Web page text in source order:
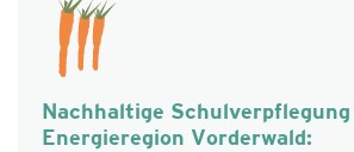
Nachhaltige
Energieregion Vorderwald: